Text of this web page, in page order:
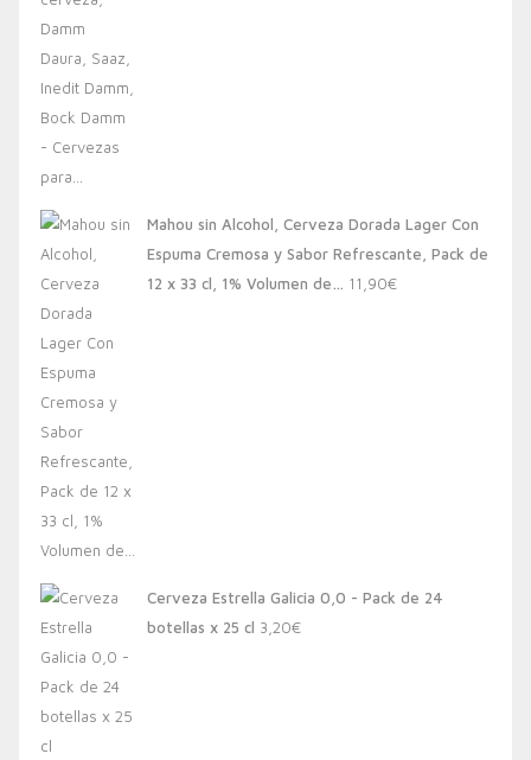
Mahou sin Alcohol, Cerveza Dorada Lager Con
Espuma Cremosa y Sabor Refrescante, Pack de
12 x 33 cl, 1% Volumen de… 11,90€
Cerveza Estrella Galicia 0,0 - Pack de 24
botellas x 25 cl 3,20€